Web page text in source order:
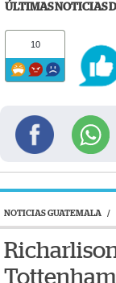
ÚLTIMAS NOTICIAS
10
NOTICIAS GUATEMALA /